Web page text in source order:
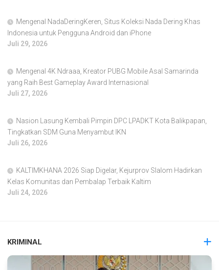
Mengenal NadaDeringKeren, Situs Koleksi Nada Dering Khas
Indonesia untuk Pengguna Android dan iPhone
Juli 29, 2026
Mengenal 4K Ndraaa, Kreator PUBG Mobile Asal Samarinda
yang Raih Best Gameplay Award Internasional
Juli 27, 2026
Nasion Lasung Kembali Pimpin DPC LPADKT Kota Balikpapan,
Tingkatkan SDM Guna Menyambut IKN
Juli 26, 2026
KALTIMKHANA 2026 Siap Digelar, Kejurprov Slalom Hadirkan
Kelas Komunitas dan Pembalap Terbaik Kaltim
Juli 24, 2026
KRIMINAL